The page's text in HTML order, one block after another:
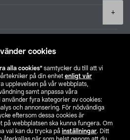
cookies
alla cookies” samtycker du till att vi
på din enhet enligt vår
upplevelsen på vår webbplats,
samt anpassa våra
fyra kategorier av cookies:
och annonsering. För nödvändiga
eftersom dessa cookies är
på webbplatsen ska kunna fungera. Om
val kan du trycka på inställningar. Ditt
+
Hitta butik
NO FI